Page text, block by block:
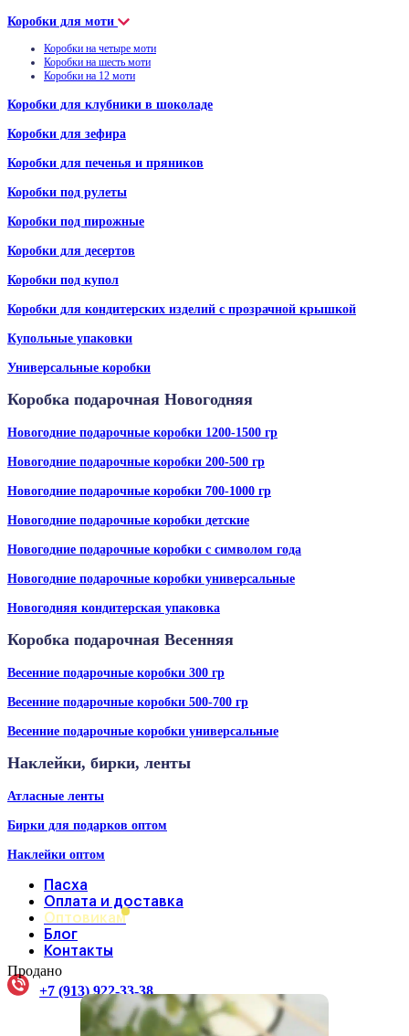
Коробки для моти
Коробки на четыре моти
Коробки на шесть моти
Коробки на 12 моти
Коробки для клубники в шоколаде
Коробки для зефира
Коробки для печенья и пряников
Коробки под рулеты
Коробки под пирожные
Коробки для десертов
Коробки под купол
Коробки для кондитерских изделий с прозрачной крышкой
Купольные упаковки
Универсальные коробки
Коробка подарочная Новогодняя
Новогодние подарочные коробки 1200-1500 гр
Новогодние подарочные коробки 200-500 гр
Новогодние подарочные коробки 700-1000 гр
Новогодние подарочные коробки детские
Новогодние подарочные коробки с символом года
Новогодние подарочные коробки универсальные
Новогодняя кондитерская упаковка
Коробка подарочная Весенняя
Весенние подарочные коробки 300 гр
Весенние подарочные коробки 500-700 гр
Весенние подарочные коробки универсальные
Наклейки, бирки, ленты
Атласные ленты
Бирки для подарков оптом
Наклейки оптом
Пасха
Оплата и доставка
Оптовикам
Блог
Контакты
+7 (913) 922-33-38
Продано